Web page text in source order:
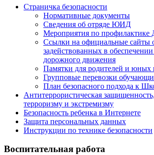
Страничка безопасности
Нормативные документы
Сведения об отряде ЮИД
Мероприятия по
Ссылки на официальные сайты
задействованных в обеспечении
дорожного движения
Памятки для родителей и юных
Групповые перевозки
План безопасного подхода к
Антитеррористическая
терроризму и экстремизму
Безопасность ребенка в Интернете
Защита персональных данных
Инструкции по технике безопасности
Воспитательная работа